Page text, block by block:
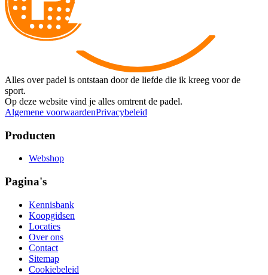
Alles over padel is ontstaan door de liefde die ik kreeg voor de
sport.
Op deze website vind je alles omtrent de padel.
Algemene voorwaardenPrivacybeleid
Producten
Webshop
Pagina's
Kennisbank
Koopgidsen
Locaties
Over ons
Contact
Sitemap
Cookiebeleid